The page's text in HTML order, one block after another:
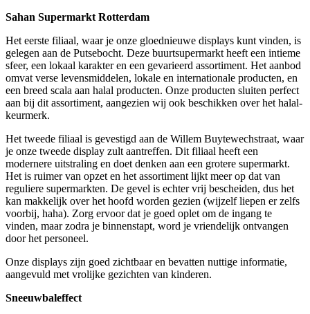
Sahan Supermarkt Rotterdam
Het eerste filiaal, waar je onze gloednieuwe displays kunt vinden, is
gelegen aan de Putsebocht. Deze buurtsupermarkt heeft een intieme
sfeer, een lokaal karakter en een gevarieerd assortiment. Het aanbod
omvat verse levensmiddelen, lokale en internationale producten, en
een breed scala aan halal producten. Onze producten sluiten perfect
aan bij dit assortiment, aangezien wij ook beschikken over het halal-
keurmerk.
Het tweede filiaal is gevestigd aan de Willem Buytewechstraat, waar
je onze tweede display zult aantreffen. Dit filiaal heeft een
modernere uitstraling en doet denken aan een grotere supermarkt.
Het is ruimer van opzet en het assortiment lijkt meer op dat van
reguliere supermarkten. De gevel is echter vrij bescheiden, dus het
kan makkelijk over het hoofd worden gezien (wijzelf liepen er zelfs
voorbij, haha). Zorg ervoor dat je goed oplet om de ingang te
vinden, maar zodra je binnenstapt, word je vriendelijk ontvangen
door het personeel.
Onze displays zijn goed zichtbaar en bevatten nuttige informatie,
aangevuld met vrolijke gezichten van kinderen.
Sneeuwbaleffect